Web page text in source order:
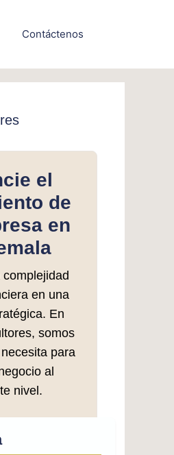
Contáctenos
el
de
en
en una
En
somos
para
al
nivel.